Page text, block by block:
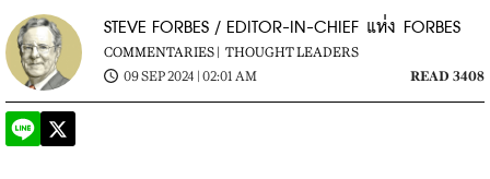
STEVE FORBES / EDITOR-IN-CHIEF แห่ง FORBES
COMMENTARIES | THOUGHT LEADERS
09 SEP 2024 | 02:01 AM
READ 3408